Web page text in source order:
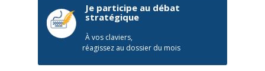
Je participe au débat
stratégique
À vos claviers,
réagissez au dossier du mois